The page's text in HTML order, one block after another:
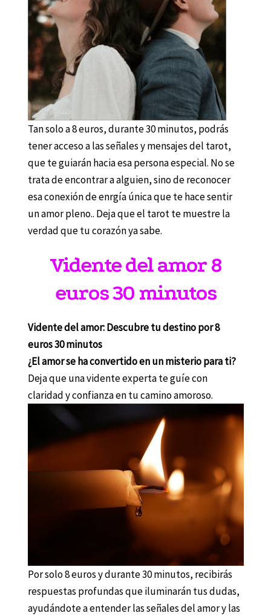
Tan solo a 8 euros, durante 30 minutos, podrás
tener acceso a las señales y mensajes del tarot,
que te guiarán hacia esa persona especial. No se
trata de encontrar a alguien, sino de reconocer
esa conexión de enrgía única que te hace sentir
un amor pleno.. Deja que el tarot te muestre la
verdad que tu corazón ya sabe.
Vidente del amor 8
euros 30 minutos
Vidente del amor: Descubre tu destino por 8
euros 30 minutos
¿El amor se ha convertido en un misterio para ti?
Deja que una vidente experta te guíe con
claridad y confianza en tu camino amoroso.
Por solo 8 euros y durante 30 minutos, recibirás
respuestas profundas que iluminarán tus dudas,
ayudándote a entender las señales del amor y las